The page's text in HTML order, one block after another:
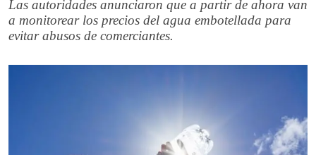
Las autoridades anunciaron que a partir de ahora van
a monitorear los precios del agua embotellada para
evitar abusos de comerciantes.